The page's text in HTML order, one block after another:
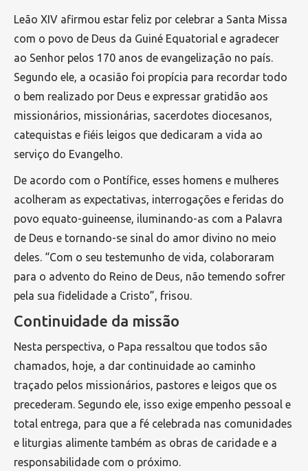
Leão XIV afirmou estar feliz por celebrar a Santa Missa
com o povo de Deus da Guiné Equatorial e agradecer
ao Senhor pelos 170 anos de evangelização no país.
Segundo ele, a ocasião foi propícia para recordar todo
o bem realizado por Deus e expressar gratidão aos
missionários, missionárias, sacerdotes diocesanos,
catequistas e fiéis leigos que dedicaram a vida ao
serviço do Evangelho.
De acordo com o Pontífice, esses homens e mulheres
acolheram as expectativas, interrogações e feridas do
povo equato-guineense, iluminando-as com a Palavra
de Deus e tornando-se sinal do amor divino no meio
deles. “Com o seu testemunho de vida, colaboraram
para o advento do Reino de Deus, não temendo sofrer
pela sua fidelidade a Cristo”, frisou.
Continuidade da missão
Nesta perspectiva, o Papa ressaltou que todos são
chamados, hoje, a dar continuidade ao caminho
traçado pelos missionários, pastores e leigos que os
precederam. Segundo ele, isso exige empenho pessoal e
total entrega, para que a fé celebrada nas comunidades
e liturgias alimente também as obras de caridade e a
responsabilidade com o próximo.